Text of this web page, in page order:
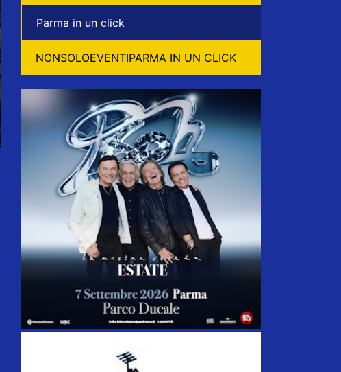
Parma in un click
NONSOLOEVENTIPARMA IN UN CLICK